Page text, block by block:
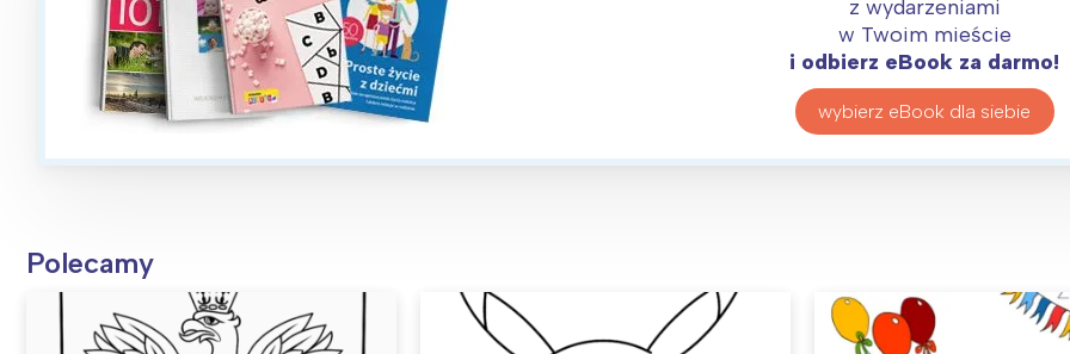
z wydarzeniami
w Twoim mieście
i odbierz eBook za darmo!
wybierz eBook dla siebie
Polecamy